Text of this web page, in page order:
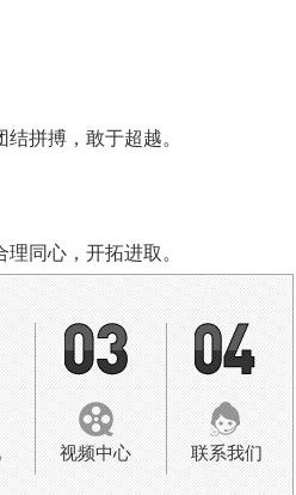
拼搏，敢于超越。
同心，开拓进取。
视频中心 联系我们